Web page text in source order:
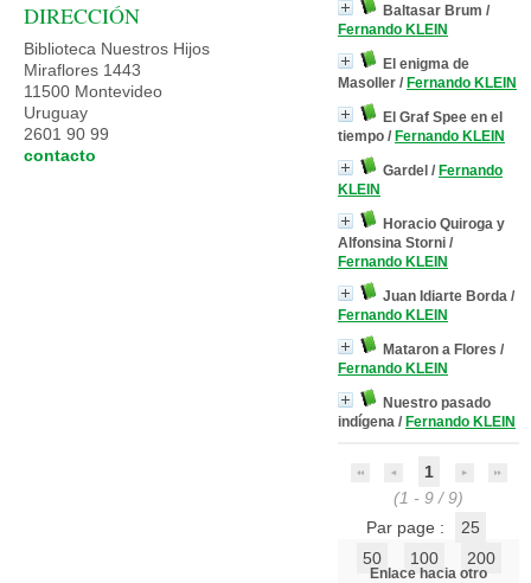
Baltasar Brum /
Fernando KLEIN
El enigma de
Masoller / Fernando KLEIN
El Graf Spee en el
tiempo / Fernando KLEIN
Gardel / Fernando
KLEIN
Horacio Quiroga y
Alfonsina Storni /
Fernando KLEIN
Juan Idiarte Borda /
Fernando KLEIN
Mataron a Flores /
Fernando KLEIN
Nuestro pasado
indígena / Fernando KLEIN
1
(1 - 9 / 9)
Par page :
25
50
100 200
Enlace hacia otro
DIRECCIÓN
Biblioteca Nuestros Hijos
Miraflores 1443
11500 Montevideo
Uruguay
2601 90 99
contacto